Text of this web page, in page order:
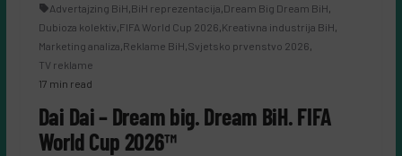
Advertajzing BiH,BiH reprezentacija,Dream Big Dream BiH,
Dubioza kolektiv,FIFA World Cup 2026,Kreativna industrija BiH,
Marketing analiza,Reklame BiH,Svjetsko prvenstvo 2026,
TV reklame
17 min read
Dai Dai – Dream big. Dream BiH. FIFA
World Cup 2026™